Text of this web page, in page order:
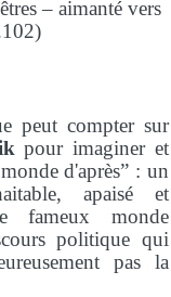
– aimanté vers
peut compter sur
pour imaginer et
d'après” : un
apaisé et
fameux monde
politique qui
pas la